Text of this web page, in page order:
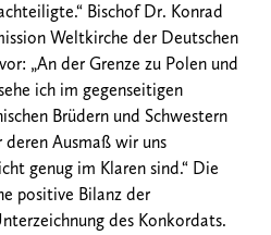
Bischof Dr. Konrad
Weltkirche der Deutschen
„An der Grenze zu Polen und
ich im gegenseitigen
Brüdern und Schwestern
Ausmaß wir uns
genug im Klaren sind.“ Die
positive Bilanz der
des Konkordats.